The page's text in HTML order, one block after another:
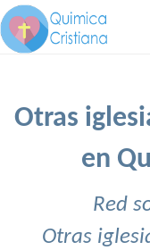
Otras
en
Red
Otras